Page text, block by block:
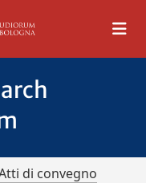
di convegno